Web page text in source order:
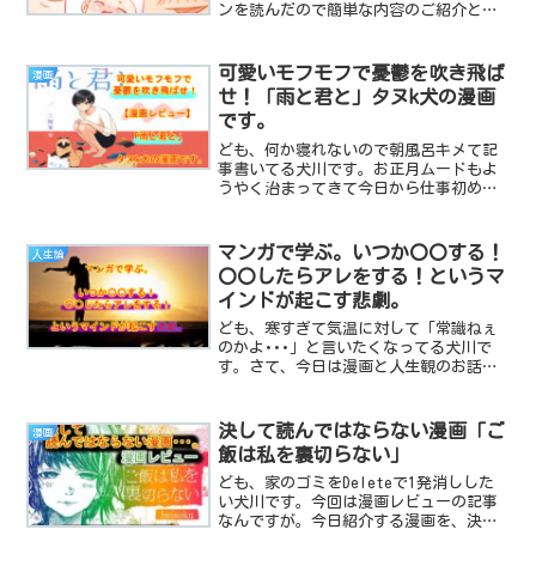
ンを読んだので簡単な内容のご紹介と、
です。70歳で初妊娠、産みます。という
強烈なスタート65...
漫画
可愛いモフモフで憂鬱を吹き飛ば
せ！「雨と君と」タヌk犬の漫画
です。
ども、何か寝れないので朝風呂キメて記
事書いてる犬川です。お正月ムードもよ
うやく治まってきて今日から仕事初めだ
盆など、一般人が休みになればなるほど
忙しいトコでしたし現...
人生論
マンガで学ぶ。いつか〇〇する！
〇〇したらアレをする！というマ
インドが起こす悲劇。
ども、寒すぎて気温に対して「常識ねぇ
のかよ･･･」と言いたくなってる犬川で
す。さて、今日は漫画と人生観のお話を
れないほどの漫画が溢れていてその1冊1
冊に作者の経験や人...
漫画
決して読んではならない漫画「ご
飯は私を裏切らない」
ども、家のゴミをDeleteで1発消しした
い犬川です。今回は漫画レビューの記事
なんですが。今日紹介する漫画を、決し